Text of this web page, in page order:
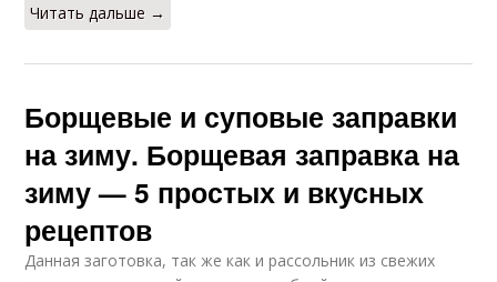
Читать дальше →
Борщевые и суповые заправки
на зиму. Борщевая заправка на
зиму — 5 простых и вкусных
рецептов
Данная заготовка, так же как и рассольник из свежих